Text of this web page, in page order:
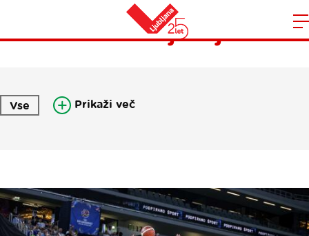
Domov
Pisma iz Ljubljane
Vse Prikaži več